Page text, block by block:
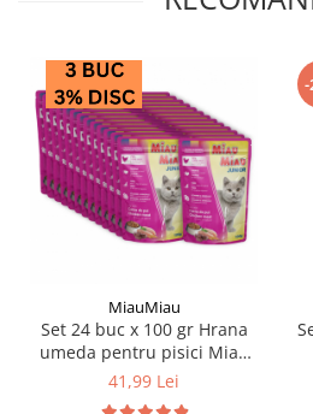
MiauMiau
Set 24 buc x 100 gr Hrana
umeda pentru pisici Miau
Miau Kitten
41,99 Lei
-